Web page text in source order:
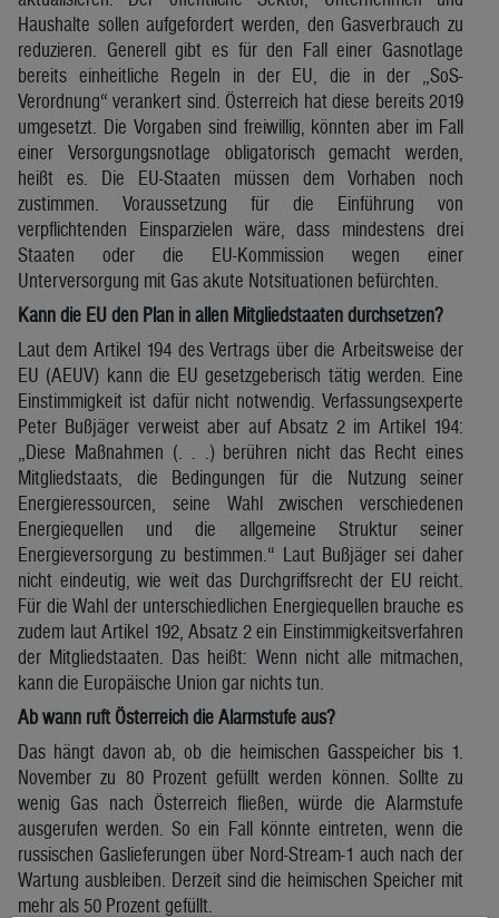
Haushalte sollen aufgefordert werden, den Gasverbrauch zu
reduzieren. Generell gibt es für den Fall einer Gasnotlage
bereits einheitliche Regeln in der EU, die in der „SoS-
Verordnung“ verankert sind. Österreich hat diese bereits 2019
umgesetzt. Die Vorgaben sind freiwillig, könnten aber im Fall
einer Versorgungsnotlage obligatorisch gemacht werden,
heißt es. Die EU-Staaten müssen dem Vorhaben noch
zustimmen. Voraussetzung für die Einführung von
verpflichtenden Einsparzielen wäre, dass mindestens drei
Staaten oder die EU-Kommission wegen einer
Unterversorgung mit Gas akute Notsituationen befürchten.
Kann die EU den Plan in allen Mitgliedstaaten durchsetzen?
Laut dem Artikel 194 des Vertrags über die Arbeitsweise der
EU (AEUV) kann die EU gesetzgeberisch tätig werden. Eine
Einstimmigkeit ist dafür nicht notwendig. Verfassungsexperte
Peter Bußjäger verweist aber auf Absatz 2 im Artikel 194:
„Diese Maßnahmen (. . .) berühren nicht das Recht eines
Mitgliedstaats, die Bedingungen für die Nutzung seiner
Energieressourcen, seine Wahl zwischen verschiedenen
Energiequellen und die allgemeine Struktur seiner
Energieversorgung zu bestimmen.“ Laut Bußjäger sei daher
nicht eindeutig, wie weit das Durchgriffsrecht der EU reicht.
Für die Wahl der unterschiedlichen Energiequellen brauche es
zudem laut Artikel 192, Absatz 2 ein Einstimmigkeitsverfahren
der Mitgliedstaaten. Das heißt: Wenn nicht alle mitmachen,
kann die Europäische Union gar nichts tun.
Ab wann ruft Österreich die Alarmstufe aus?
Das hängt davon ab, ob die heimischen Gasspeicher bis 1.
November zu 80 Prozent gefüllt werden können. Sollte zu
wenig Gas nach Österreich fließen, würde die Alarmstufe
ausgerufen werden. So ein Fall könnte eintreten, wenn die
russischen Gaslieferungen über Nord-Stream-1 auch nach der
Wartung ausbleiben. Derzeit sind die heimischen Speicher mit
mehr als 50 Prozent gefüllt.